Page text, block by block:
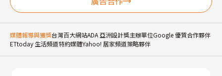
媒體報導與獲獎台灣百大網站ADA 亞洲設計獎主辦單位Google 優質合作夥伴
ETtoday 生活頻道特約媒體Yahoo! 居家頻道策略夥伴